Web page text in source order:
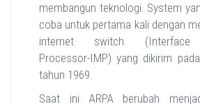
membangun teknologi. System
coba untuk pertama kali dengan
internet switch (Interface
Processor-IMP) yang dikirim
tahun 1969.
Saat ini ARPA berubah